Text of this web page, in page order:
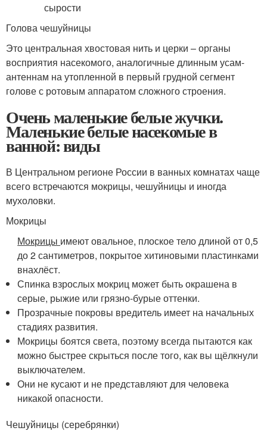
Голова чешуйницы
Это центральная хвостовая нить и церки – органы
восприятия насекомого, аналогичные длинным усам-
антеннам на утопленной в первый грудной сегмент
голове с ротовым аппаратом сложного строения.
Очень маленькие белые жучки.
Маленькие белые насекомые в
ванной: виды
В Центральном регионе России в ванных комнатах чаще
всего встречаются мокрицы, чешуйницы и иногда
мухоловки.
Мокрицы
Мокрицы имеют овальное, плоское тело длиной от 0,5
до 2 сантиметров, покрытое хитиновыми пластинками
внахлёст.
Спинка взрослых мокриц может быть окрашена в
серые, рыжие или грязно-бурые оттенки.
Прозрачные покровы вредитель имеет на начальных
стадиях развития.
Мокрицы боятся света, поэтому всегда пытаются как
можно быстрее скрыться после того, как вы щёлкнули
выключателем.
Они не кусают и не представляют для человека
никакой опасности.
Чешуйницы (серебрянки)